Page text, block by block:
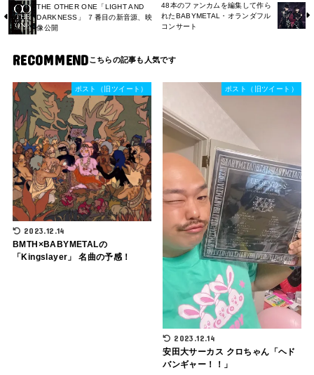
THE OTHER ONE「LIGHT AND
DARKNESS」 ７番目の新音源、映
像公開
48本のファンカムを編集して作ら
れたBABYMETAL・オランダフル
コンサート
RECOMMEND
ポスト（旧ツイート）
2023.12.14
BMTH×BABYMETALの
「Kingslayer」 名曲の予感！
ポスト（旧ツイート）
2023.12.14
安田大サーカス クロちゃん「ヘド
バンギャー！！」